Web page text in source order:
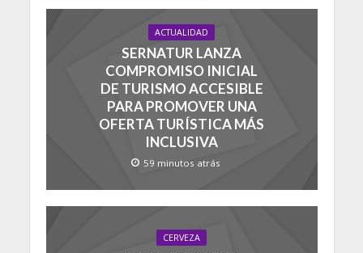
ACTUALIDAD
SERNATUR LANZA
COMPROMISO INICIAL
DE TURISMO ACCESIBLE
PARA PROMOVER UNA
OFERTA TURÍSTICA MÁS
INCLUSIVA
59 minutos atrás
CERVEZA